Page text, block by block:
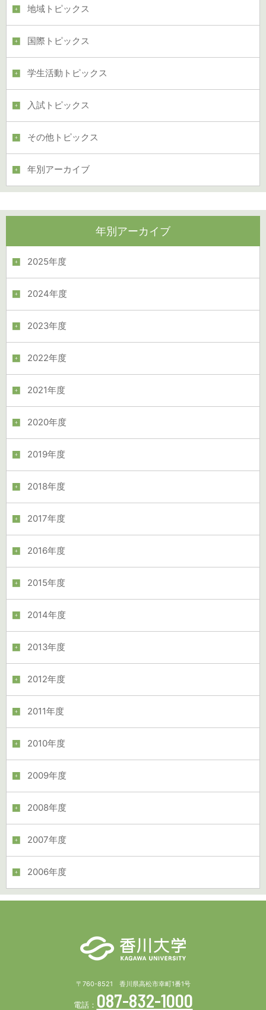
地域トピックス
国際トピックス
学生活動トピックス
入試トピックス
その他トピックス
年別アーカイブ
年別アーカイブ
2025年度
2024年度
2023年度
2022年度
2021年度
2020年度
2019年度
2018年度
2017年度
2016年度
2015年度
2014年度
2013年度
2012年度
2011年度
2010年度
2009年度
2008年度
2007年度
2006年度
〒760-8521 香川県高松市幸町1番1号
電話： 087-832-1000